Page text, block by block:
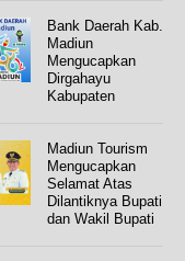
Bank Daerah Kab.
Madiun
Mengucapkan
Dirgahayu
Kabupaten
Madiun Tourism
Mengucapkan
Selamat Atas
Dilantiknya Bupati
dan Wakil Bupati